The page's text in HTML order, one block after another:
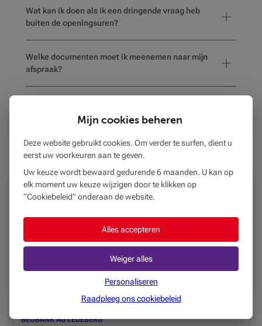
Wat kan ik doen als ik een dringende vraag heb
buiten de openingsuren?
Welke documenten moet ik meenemen naar mijn
afspraak?
rolstoeltoegankelijk is of voorzieningen heeft voor
mensen met een beperking?
BEOBANK BR GENT KOUTER
op760 m
9000 GENT
Gesloten, opent op 9u00
BEOBANK AG LEDEBERG
Mijn cookies beheren
Deze website gebruikt cookies. Om verder te surfen, dient u
eerst uw voorkeuren aan te geven.
Uw keuze wordt bewaard gedurende 6 maanden. U kan op
elk moment uw keuze wijzigen door te klikken op
“Cookiebeleid” onderaan de website.
Alles accepteren
Weiger alles
Personaliseren
Raadpleeg ons cookiebeleid